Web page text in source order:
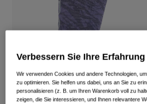
Gravel Schuhe
Alle anzeigen
Snowboard
Mit austauschbaren Gläsern
Verbessern Sie Ihre Erfahrung
Wir verwenden Cookies und andere Technologien,
zu optimieren. Sie helfen uns dabei, uns an Sie zu
personalisieren (z. B. um Ihren Warenkorb voll zu
zeigen, die Sie interessieren, und Ihnen relevantere